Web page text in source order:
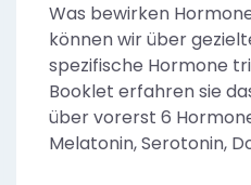
Was bewirken
können wir über
spezifische Hormone
Booklet erfahren sie
über vorerst 6
Melatonin, Serotonin,